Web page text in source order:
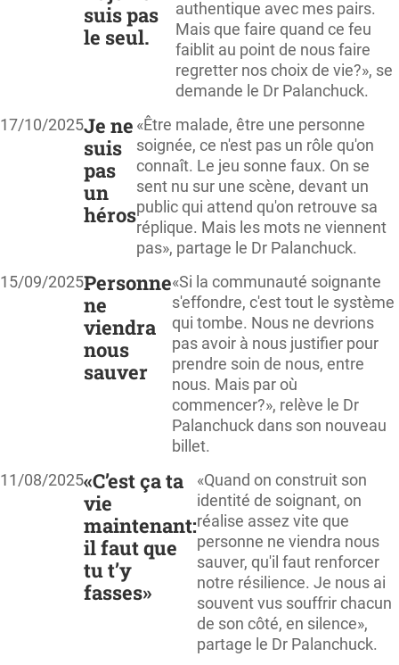
suis pas
le seul.
authentique avec mes pairs.
Mais que faire quand ce feu
faiblit au point de nous faire
regretter nos choix de vie?», se
demande le Dr Palanchuck.
17/10/2025Je ne
suis
pas
un
héros
«Être malade, être une personne
soignée, ce n'est pas un rôle qu'on
connaît. Le jeu sonne faux. On se
sent nu sur une scène, devant un
public qui attend qu'on retrouve sa
réplique. Mais les mots ne viennent
pas», partage le Dr Palanchuck.
15/09/2025Personne
ne
viendra
nous
sauver
«Si la communauté soignante
s'effondre, c'est tout le système
qui tombe. Nous ne devrions
pas avoir à nous justifier pour
prendre soin de nous, entre
nous. Mais par où
commencer?», relève le Dr
Palanchuck dans son nouveau
billet.
11/08/2025«C’est ça ta
vie
maintenant:
il faut que
tu t’y
fasses»
«Quand on construit son
identité de soignant, on
réalise assez vite que
personne ne viendra nous
sauver, qu'il faut renforcer
notre résilience. Je nous ai
souvent vus souffrir chacun
de son côté, en silence»,
partage le Dr Palanchuck.